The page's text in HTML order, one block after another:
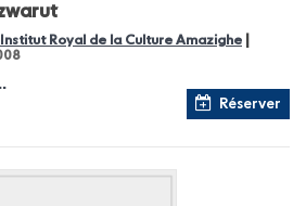
Institut Royal de la Culture Amazighe
Réserver